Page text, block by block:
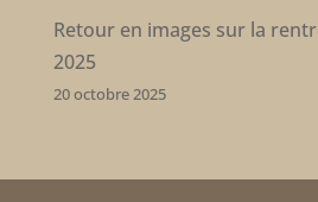
Retour en images sur la
2025
20 octobre 2025